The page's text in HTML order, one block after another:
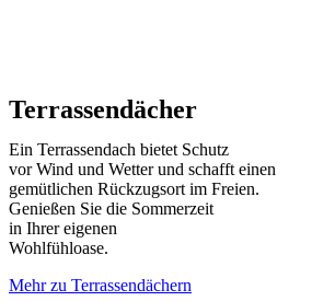
Terrassendächer
Ein Terrassendach bietet Schutz
vor Wind und Wetter und schafft einen
gemütlichen Rückzugsort im Freien.
Genießen Sie die Sommerzeit
in Ihrer eigenen
Wohlfühloase.
Mehr zu Terrassendächern